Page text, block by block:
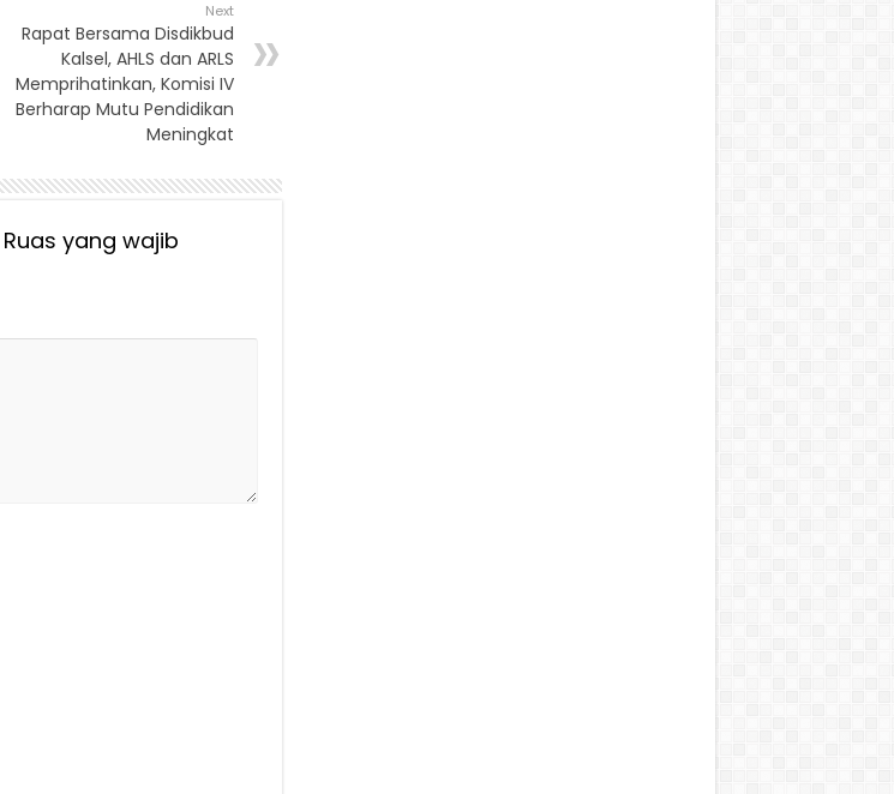
Next
Rapat Bersama Disdikbud
Kalsel, AHLS dan ARLS
Memprihatinkan, Komisi IV
Berharap Mutu Pendidikan
Meningkat
Ruas yang wajib